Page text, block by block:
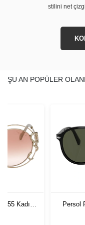
stilini net
ŞU AN POPÜLER
55 Kadın
Persol